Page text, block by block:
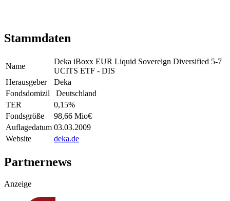
Stammdaten
Name
Deka iBoxx EUR Liquid Sovereign Diversified 5-7
UCITS ETF - DIS
Herausgeber
Deka
Fondsdomizil
Deutschland
TER
0,15%
Fondsgröße
98,66 Mio€
Auflagedatum 03.03.2009
Website
deka.de
Partnernews
Anzeige